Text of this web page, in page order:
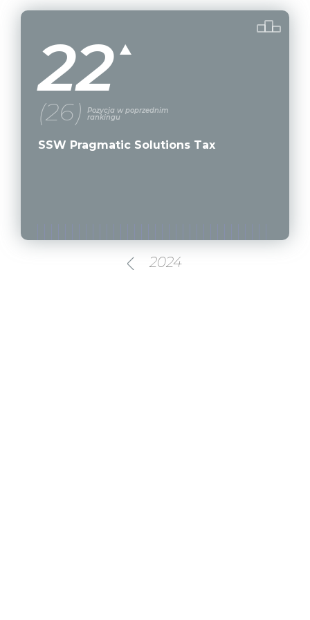
22
(26) Pozycja w poprzednim
rankingu
SSW Pragmatic Solutions Tax
2024